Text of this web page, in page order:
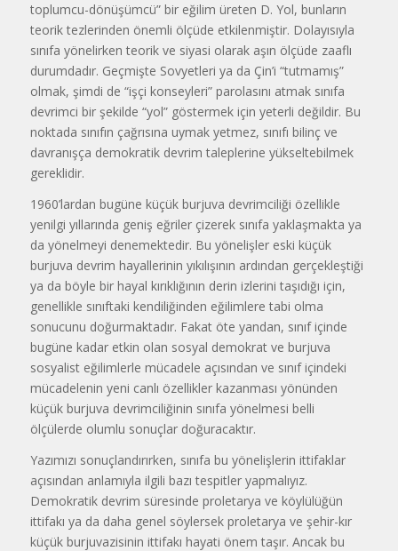
toplumcu-dönüşümcü” bir eğilim üreten D. Yol, bunların
teorik tezlerinden önemli ölçüde etkilenmiştir. Dolayısıyla
sınıfa yönelirken teorik ve siyasi olarak aşın ölçüde zaaflı
durumdadır. Geçmişte Sovyetleri ya da Çin’i “tutmamış”
olmak, şimdi de “işçi konseyleri” parolasını atmak sınıfa
devrimci bir şekilde “yol” göstermek için yeterli değildir. Bu
noktada sınıfın çağrısına uymak yetmez, sınıfı bilinç ve
davranışça demokratik devrim taleplerine yükseltebilmek
gereklidir.
1960’lardan bugüne küçük burjuva devrimciliği özellikle
yenilgi yıllarında geniş eğriler çizerek sınıfa yaklaşmakta ya
da yönelmeyi denemektedir. Bu yönelişler eski küçük
burjuva devrim hayallerinin yıkılışının ardından gerçekleştiği
ya da böyle bir hayal kırıklığının derin izlerini taşıdığı için,
genellikle sınıftaki kendiliğinden eğilimlere tabi olma
sonucunu doğurmaktadır. Fakat öte yandan, sınıf içinde
bugüne kadar etkin olan sosyal demokrat ve burjuva
sosyalist eğilimlerle mücadele açısından ve sınıf içindeki
mücadelenin yeni canlı özellikler kazanması yönünden
küçük burjuva devrimciliğinin sınıfa yönelmesi belli
ölçülerde olumlu sonuçlar doğuracaktır.
Yazımızı sonuçlandırırken, sınıfa bu yönelişlerin ittifaklar
açısından anlamıyla ilgili bazı tespitler yapmalıyız.
Demokratik devrim süresinde proletarya ve köylülüğün
ittifakı ya da daha genel söylersek proletarya ve şehir-kır
küçük burjuvazisinin ittifakı hayati önem taşır. Ancak bu